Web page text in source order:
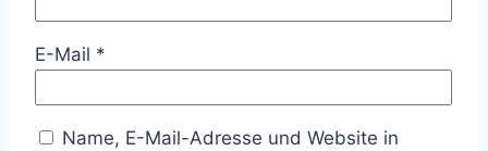
E-Mail *
Name, E-Mail-Adresse und Website in